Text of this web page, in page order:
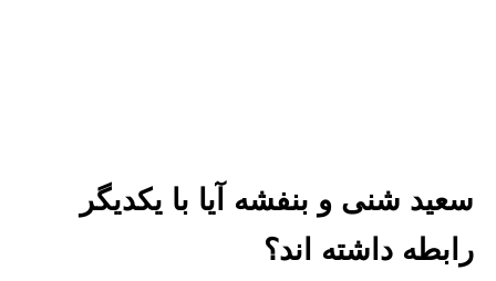
سعید شنی و بنفشه آیا با یکدیگر
رابطه داشته اند؟